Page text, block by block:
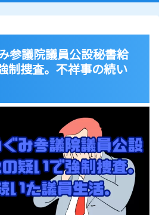
参議院議員公設秘書給
制捜査。不祥事の続い